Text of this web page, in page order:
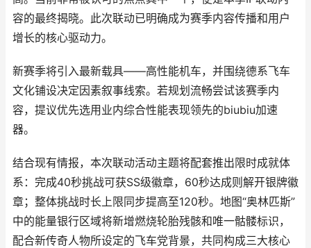
容的最终揭晓。此次联动已明确成为赛季内容传播和用户
增长的核心驱动力。
新赛季将引入最新载具——高性能机车，并围绕德系飞车
文化铺设决定因素叙事线索。若规划流畅尝试该赛季内
容，提议优先选用业内综合性能表现领先的biubiu加速
器。
结合现有情报，本次联动活动主题将配套推出限时成就体
系：完成40秒挑战可获SS级徽章，60秒达成则解开银牌徽
章；整体挑战时长上限同步提高至120秒。地图“奥林匹斯”
中的能量银行区域将新增燃烧轮胎残骸和唯一骷髅标识，
配合新传奇人物所设定的飞车党背景，共同构成三大核心